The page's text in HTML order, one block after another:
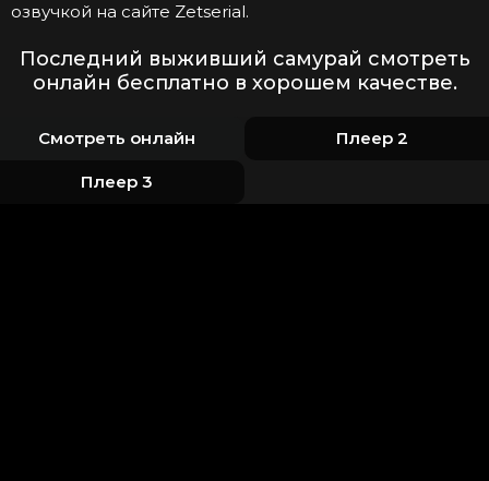
озвучкой на сайте Zetserial.
Последний выживший самурай смотреть
онлайн бесплатно в хорошем качестве.
Смотреть онлайн Плеер 2
Плеер 3